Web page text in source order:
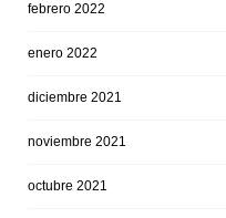
febrero 2022
enero 2022
diciembre 2021
noviembre 2021
octubre 2021